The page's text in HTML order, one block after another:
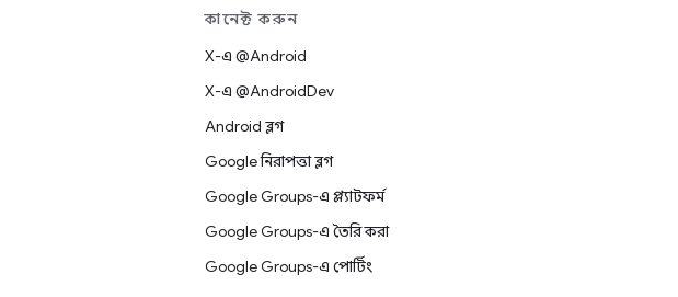
কানেক্ট করুন
X-এ @Android
X-এ @AndroidDev
Android ব্লগ
Google নিরাপত্তা ব্লগ
Google Groups-এ প্ল্যাটফর্ম
Google Groups-এ তৈরি করা
Google Groups-এ পোর্টিং